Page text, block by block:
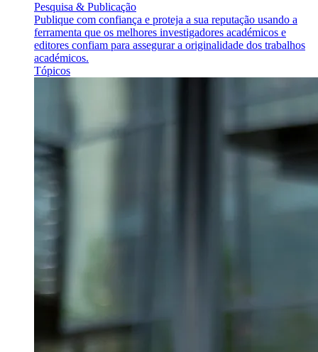
Pesquisa & Publicação
Publique com confiança e proteja a sua reputação usando a
ferramenta que os melhores investigadores académicos e
editores confiam para assegurar a originalidade dos trabalhos
académicos.
Tópicos